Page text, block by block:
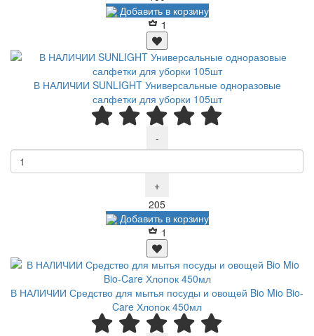
Добавить в корзину
1
В НАЛИЧИИ SUNLIGHT Универсальные одноразовые
салфетки для уборки 105шт
-
+
205Р
Добавить в корзину
1
В НАЛИЧИИ Средство для мытья посуды и овощей Bio Mio Bio-
Care Хлопок 450мл